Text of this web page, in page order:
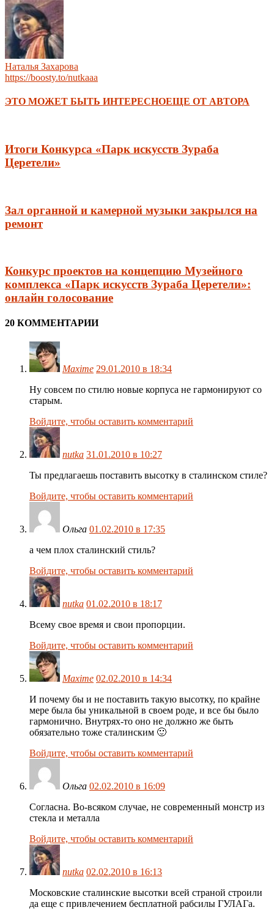
Наталья Захарова
https://boosty.to/nutkaaa
ЭТО МОЖЕТ БЫТЬ ИНТЕРЕСНОЕЩЕ ОТ АВТОРА
Итоги Конкурса «Парк искусств Зураба
Церетели»
Зал органной и камерной музыки закрылся на
ремонт
Конкурс проектов на концепцию Музейного
комплекса «Парк искусств Зураба Церетели»:
онлайн голосование
20 КОММЕНТАРИИ
Maxime 29.01.2010 в 18:34
Ну совсем по стилю новые корпуса не гармонируют со
старым.
Войдите, чтобы оставить комментарий
nutka 31.01.2010 в 10:27
Ты предлагаешь поставить высотку в сталинском стиле?
Войдите, чтобы оставить комментарий
Ольга 01.02.2010 в 17:35
а чем плох сталинский стиль?
Войдите, чтобы оставить комментарий
nutka 01.02.2010 в 18:17
Всему свое время и свои пропорции.
Войдите, чтобы оставить комментарий
Maxime 02.02.2010 в 14:34
И почему бы и не поставить такую высотку, по крайне
мере была бы уникальной в своем роде, и все бы было
гармонично. Внутрях-то оно не должно же быть
обязательно тоже сталинским 🙂
Войдите, чтобы оставить комментарий
Ольга 02.02.2010 в 16:09
Согласна. Во-всяком случае, не современный монстр из
стекла и металла
Войдите, чтобы оставить комментарий
nutka 02.02.2010 в 16:13
Московские сталинские высотки всей страной строили
да еще с привлечением бесплатной рабсилы ГУЛАГа.